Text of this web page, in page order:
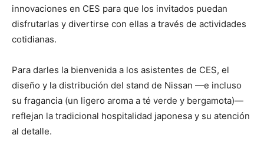
innovaciones en CES para que los invitados puedan
disfrutarlas y divertirse con ellas a través de actividades
cotidianas.
Para darles la bienvenida a los asistentes de CES, el
diseño y la distribución del stand de Nissan —e incluso
su fragancia (un ligero aroma a té verde y bergamota)—
reflejan la tradicional hospitalidad japonesa y su atención
al detalle.